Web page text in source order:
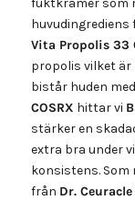
huvudingrediens
Vita Propolis 33
propolis vilket
bistår huden
COSRX hittar vi
stärker en
extra bra under
konsistens.
från Dr. Ceuracle